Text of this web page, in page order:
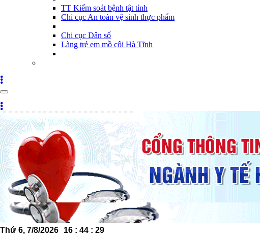
TT Kiểm soát bệnh tật tỉnh
Chi cục An toàn vệ sinh thực phẩm
Chi cục Dân số
Làng trẻ em mồ côi Hà Tĩnh
Toggle
Thứ 6, 7/8/2026 16 : 44 : 30